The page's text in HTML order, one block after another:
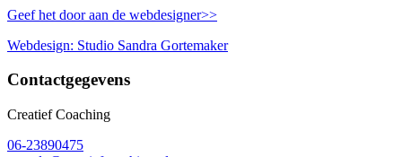
Geef het door aan de webdesigner>>
Webdesign: Studio Sandra Gortemaker
Contactgegevens
Creatief Coaching
06-23890475